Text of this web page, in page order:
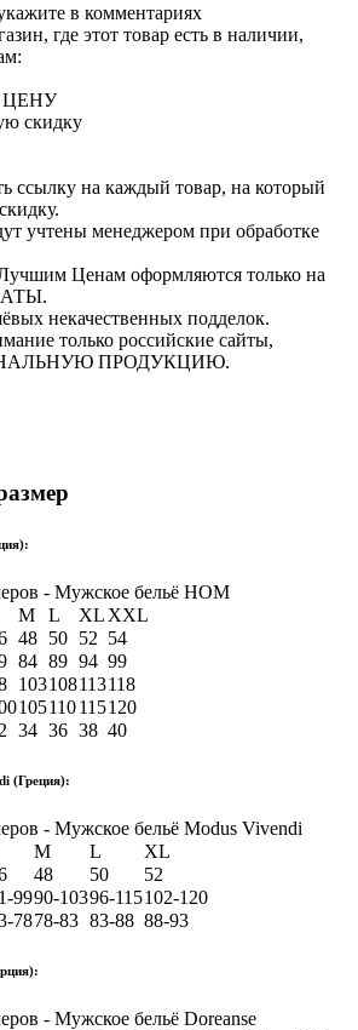
в комментариях
где этот товар есть в наличии,
скидку
ссылку на каждый товар, на который
учтены менеджером при обработке
Ценам оформляются только на
.
некачественных подделок.
только российские сайты,
ПРОДУКЦИЮ.
M L XL XXL
48 50 52 54
84 89 94 99
103108113118
105110115120
34 36 38 40
(Греция):
M L
XL
48 50
52
9990-10396-115102-120
7878-83 83-88 88-93